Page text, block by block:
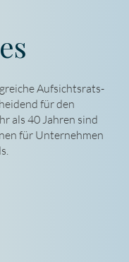
Aufsichtsrats-
für den
als 40 Jahren sind
für Unternehmen